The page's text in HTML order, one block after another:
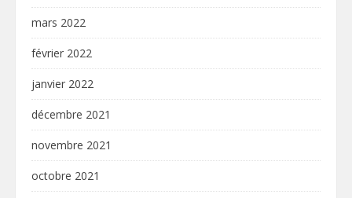
mars 2022
février 2022
janvier 2022
décembre 2021
novembre 2021
octobre 2021